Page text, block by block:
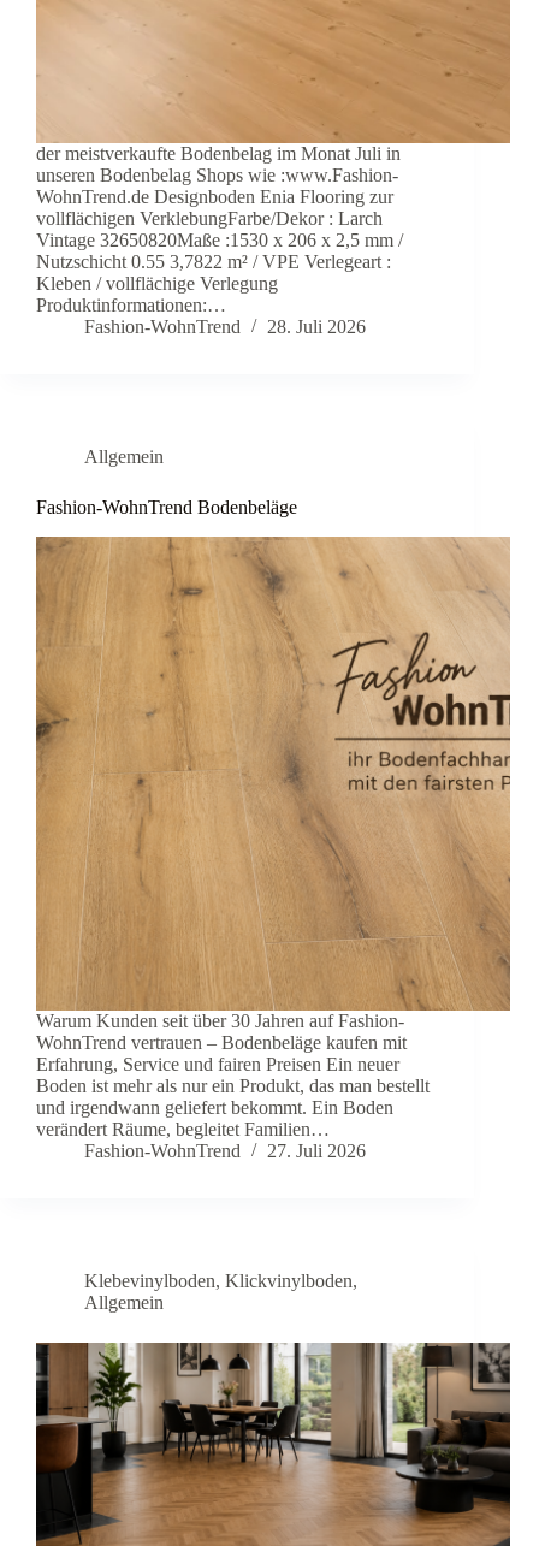
der meistverkaufte Bodenbelag im Monat Juli in
unseren Bodenbelag Shops wie :www.Fashion-
WohnTrend.de Designboden Enia Flooring zur
vollflächigen VerklebungFarbe/Dekor : ​Larch
Vintage 32650820Maße :1530 x 206 x 2,5 mm /
Nutzschicht 0.55 3,7822 m² / VPE Verlegeart :
Kleben / vollflächige Verlegung
Produktinformationen:…
Fashion-WohnTrend
28. Juli 2026
Allgemein
Fashion-WohnTrend Bodenbeläge
Warum Kunden seit über 30 Jahren auf Fashion-
WohnTrend vertrauen – Bodenbeläge kaufen mit
Erfahrung, Service und fairen Preisen Ein neuer
Boden ist mehr als nur ein Produkt, das man bestellt
und irgendwann geliefert bekommt. Ein Boden
verändert Räume, begleitet Familien…
Fashion-WohnTrend
27. Juli 2026
Klebevinylboden, Klickvinylboden,
Allgemein